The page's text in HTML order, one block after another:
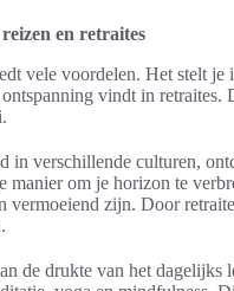
en retraites
vele voordelen. Het stelt
vindt in retraites.
in verschillende culturen,
manier om je horizon te
zijn. Door
de drukte van het